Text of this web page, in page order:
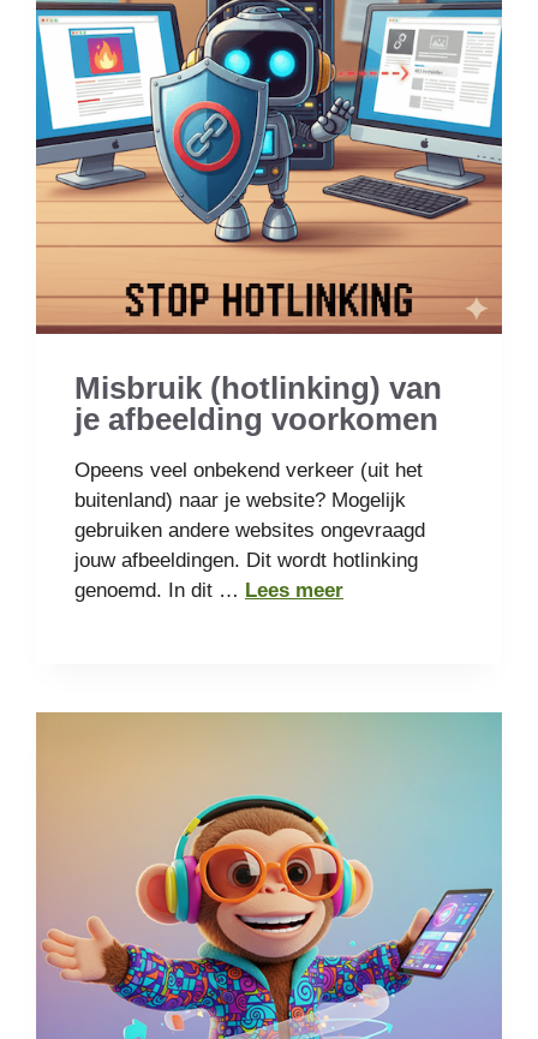
Misbruik (hotlinking) van
je afbeelding voorkomen
Opeens veel onbekend verkeer (uit het
buitenland) naar je website? Mogelijk
gebruiken andere websites ongevraagd
jouw afbeeldingen. Dit wordt hotlinking
genoemd. In dit … Lees meer